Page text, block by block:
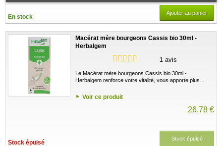
En stock
Ajouter au panier
Macérat mère bourgeons Cassis bio 30ml -
Herbalgem
1 avis
Le Macérat mère bourgeons Cassis bio 30ml -
Herbalgem renforce votre vitalité, vous apporte plus...
Voir ce produit
26,78 €
Stock épuisé
Stock épuisé